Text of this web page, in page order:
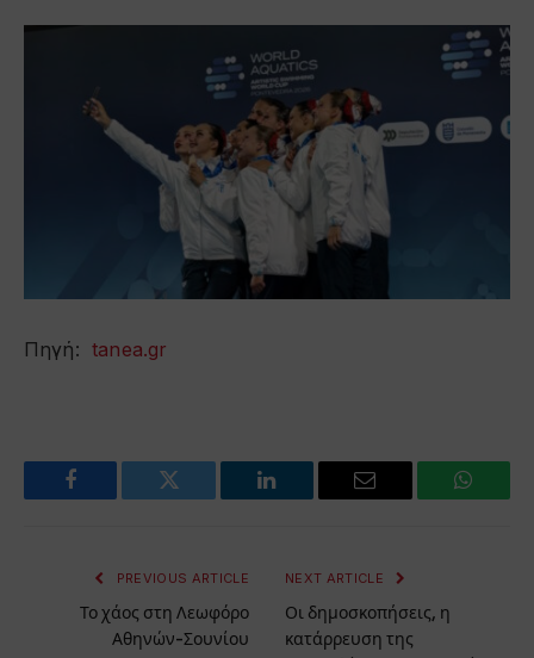
Πηγή:tanea.gr
Facebook Twitter LinkedIn Email
PREVIOUS ARTICLE
Το χάος στη Λεωφόρο
Αθηνών-Σουνίου
NEXT ARTICLE
Οι δημοσκοπήσεις, η
κατάρρευση της